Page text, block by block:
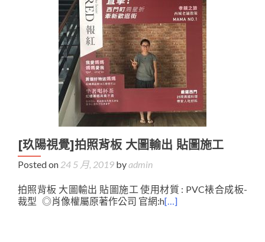
[玖陽視覺]拍照背板 大圖輸出 貼圖施工
Posted on 24 5 月, 2019 byadmin
拍照背板 大圖輸出 貼圖施工 使用材質 : PVC裱合成板-
裁型 ◎肖像權屬原著作公司 官網:h[…]